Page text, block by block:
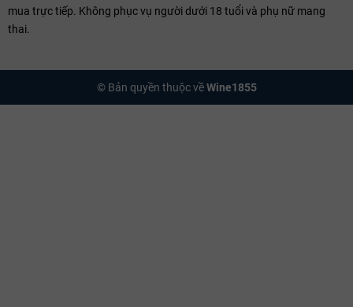
mua trực tiếp. Không phục vụ người dưới 18 tuổi và phụ nữ mang
thai.
© Bản quyền thuộc vềWine1855